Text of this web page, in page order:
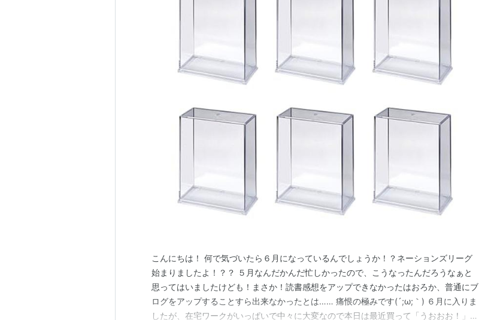
こんにちは！ 何で気づいたら６月になっているんでしょうか！？ネーションズリーグ
始まりましたよ！？？ ５月なんだかんだ忙しかったので、こうなったんだろうなぁと
思ってはいましたけども！まさか！読書感想をアップできなかったはおろか、普通にブ
ログをアップすることすら出来なかったとは…… 痛恨の極みです(´;ω;｀) ６月に入りま
したが、在宅ワークがいっぱいで中々に大変なので本日は最近買って「うおおお！」と